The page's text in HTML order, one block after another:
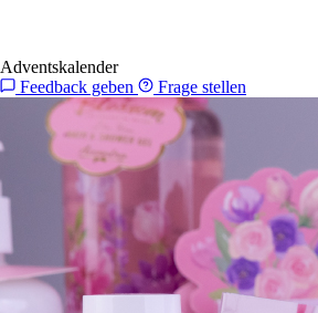
Adventskalender
Feedback geben
Frage stellen